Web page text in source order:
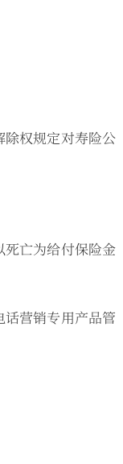
除权规定对寿险公
死亡为给付保险金
话营销专用产品管